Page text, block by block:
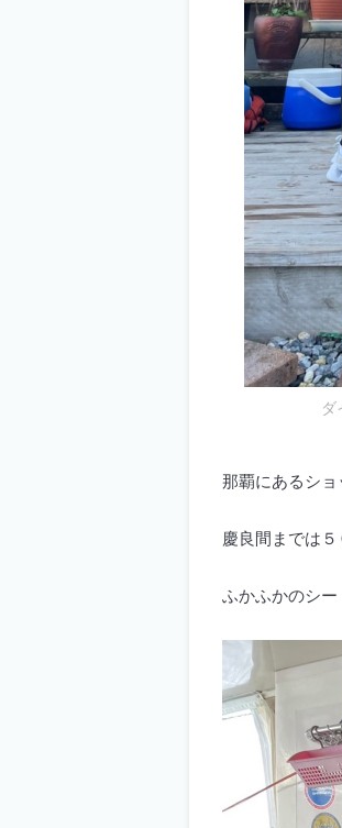
ダ
那覇にあるシ
慶良間までは５
ふかふかのシ